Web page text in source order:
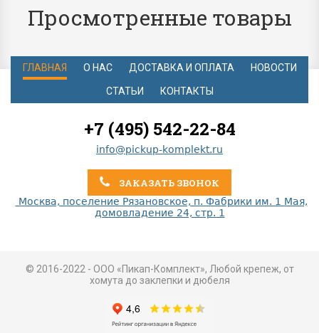
Просмотренные товары
ГЛАВНАЯ О НАС ДОСТАВКА И ОПЛАТА НОВОСТИ
СТАТЬИ КОНТАКТЫ
+7 (495) 542-22-84
info@pickup-komplekt.ru
ЗАКАЗАТЬ ЗВОНОК
Москва, поселение Рязановское, п. Фабрики им. 1 Мая,
домовладение 24, стр. 1
© 2016-2022 - ООО «Пикап-Комплект», Любой крепеж, от
хомута до заклепки и дюбеля